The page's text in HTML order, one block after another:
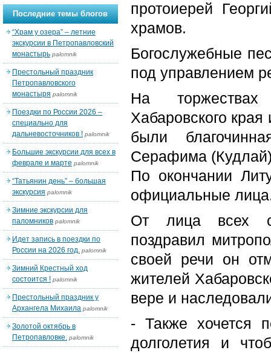
протоиерей
храмов.
Богослужебные
под управлением
На торжествах
Хабаровского
были
Серафима
По окончании
официальные
От лица всех
поздравил
своей речи он
жителей
вере и
- Также хочется
долголетия и
Последние темы блогов
“Храм у озера” – летние
экскурсии в Петропавловский
монастырь palomnik
Престольный праздник
Петропавловского
монастыря palomnik
Поездки по России 2026 –
специально для
дальневосточников ! palomnik
Большие экскурсии для всех в
феврале и марте palomnik
“Татьянин день” – большая
экскурсия palomnik
Зимние экскурсии для
паломников palomnik
Идет запись в поездки по
России на 2026 год. palomnik
Зимний Крестный ход
состоится ! palomnik
Престольный праздник у
Архангела Михаила palomnik
Золотой октябрь в
Петропавловке. palomnik